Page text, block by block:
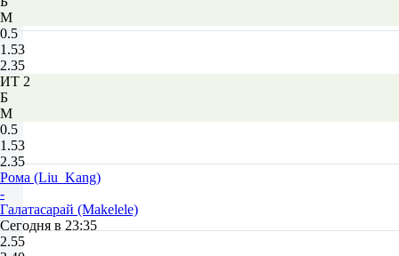
М
0.5
1.53
2.35
ИТ 2
Б
М
0.5
1.53
2.35
Рома (Liu_Kang)
-
Галатасарай (Makelele)
Сегодня в 23:35
2.55